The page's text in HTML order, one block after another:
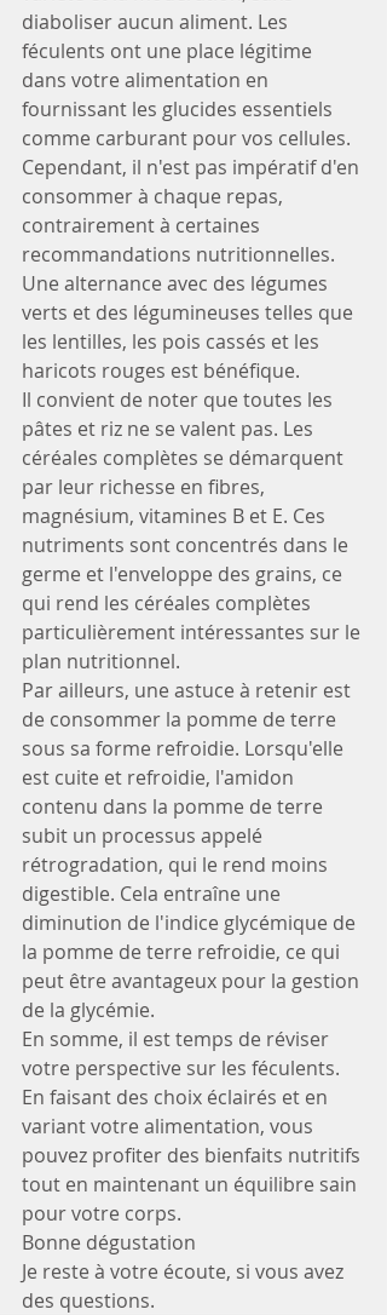
diaboliser aucun aliment. Les
féculents ont une place légitime
dans votre alimentation en
fournissant les glucides essentiels
comme carburant pour vos cellules.
Cependant, il n'est pas impératif d'en
consommer à chaque repas,
contrairement à certaines
recommandations nutritionnelles.
Une alternance avec des légumes
verts et des légumineuses telles que
les lentilles, les pois cassés et les
haricots rouges est bénéfique.
Il convient de noter que toutes les
pâtes et riz ne se valent pas. Les
céréales complètes se démarquent
par leur richesse en fibres,
magnésium, vitamines B et E. Ces
nutriments sont concentrés dans le
germe et l'enveloppe des grains, ce
qui rend les céréales complètes
particulièrement intéressantes sur le
plan nutritionnel.
Par ailleurs, une astuce à retenir est
de consommer la pomme de terre
sous sa forme refroidie. Lorsqu'elle
est cuite et refroidie, l'amidon
contenu dans la pomme de terre
subit un processus appelé
rétrogradation, qui le rend moins
digestible. Cela entraîne une
diminution de l'indice glycémique de
la pomme de terre refroidie, ce qui
peut être avantageux pour la gestion
de la glycémie.
En somme, il est temps de réviser
votre perspective sur les féculents.
En faisant des choix éclairés et en
variant votre alimentation, vous
pouvez profiter des bienfaits nutritifs
tout en maintenant un équilibre sain
pour votre corps.
Bonne dégustation
Je reste à votre écoute, si vous avez
des questions.